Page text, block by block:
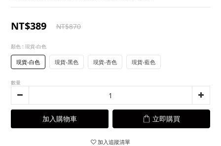
NT$389 NT$870
顏色 : 現貨-白色
現貨-白色 現貨-黑色 現貨-杏色 現貨-藍色
數量
加入購物車 立即購買
加入追蹤清單